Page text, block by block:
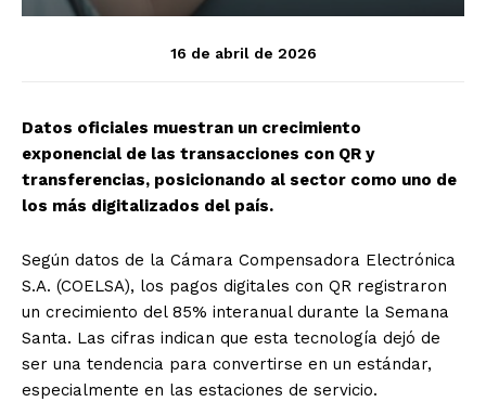
16 de abril de 2026
Datos oficiales muestran un crecimiento
exponencial de las transacciones con QR y
transferencias, posicionando al sector como uno de
los más digitalizados del país.
Según datos de la Cámara Compensadora Electrónica
S.A. (COELSA), los pagos digitales con QR registraron
un crecimiento del 85% interanual durante la Semana
Santa. Las cifras indican que esta tecnología dejó de
ser una tendencia para convertirse en un estándar,
especialmente en las estaciones de servicio.